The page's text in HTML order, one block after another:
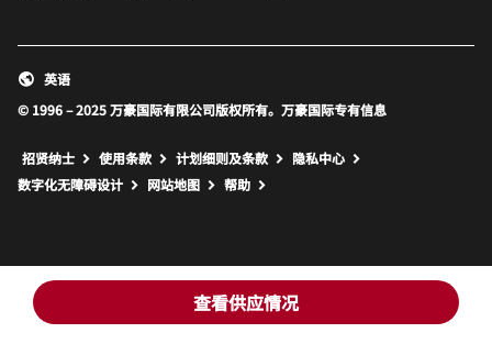
查看供应情况
© 1996 – 2025 万豪国际有限公司版权所有。万豪国际专有信息
英语
招贤纳士 使用条款 计划细则及条款
隐私中心
数字化无障碍设计
网站地图 打开新窗口
帮助